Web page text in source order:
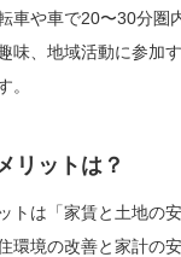
車や車で20〜30分
味、地域活動に参加
。
リットは？
トは「家賃と土地の
環境の改善と家計の